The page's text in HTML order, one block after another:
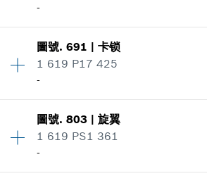
0.00 HK$*
-
-
數量 1
價格類組: 00
適用機種
顯示在插圖
圖號.691 |卡锁
1 619 P17 425
-
價格類組 :-
圖號.803 |旋翼
1 619 PS1 361
-